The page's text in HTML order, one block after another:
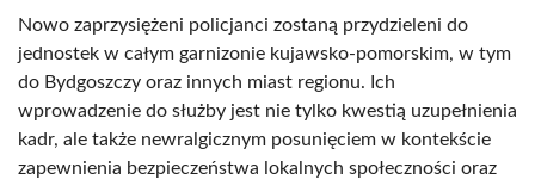
Nowo zaprzysiężeni policjanci zostaną przydzieleni do
jednostek w całym garnizonie kujawsko-pomorskim, w tym
do Bydgoszczy oraz innych miast regionu. Ich
wprowadzenie do służby jest nie tylko kwestią uzupełnienia
kadr, ale także newralgicznym posunięciem w kontekście
zapewnienia bezpieczeństwa lokalnych społeczności oraz